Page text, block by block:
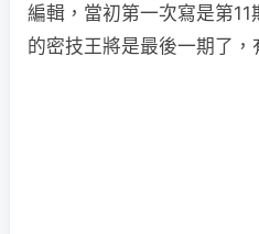
編輯，當初第一次寫是第
的密技王將是最後一期了